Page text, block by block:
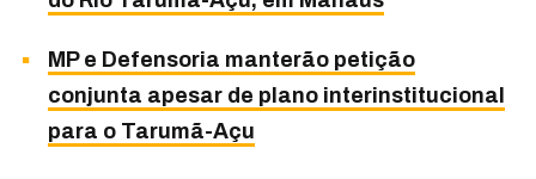
MP e Defensoria manterão petição
conjunta apesar de plano interinstitucional
para o Tarumã-Açu